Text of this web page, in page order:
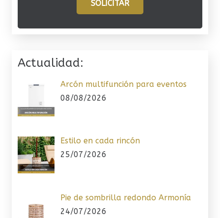
SOLICITAR
Actualidad:
Arcón multifunción para eventos
08/08/2026
Estilo en cada rincón
25/07/2026
Pie de sombrilla redondo Armonía
24/07/2026